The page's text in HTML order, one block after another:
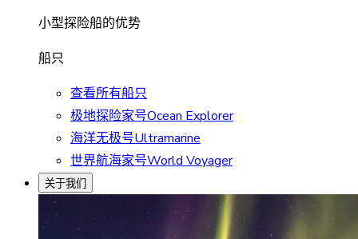
小型探险船的优势
船只
查看所有船只
极地探险家号Ocean Explorer
海洋无极号Ultramarine
世界航海家号World Voyager
关于我们